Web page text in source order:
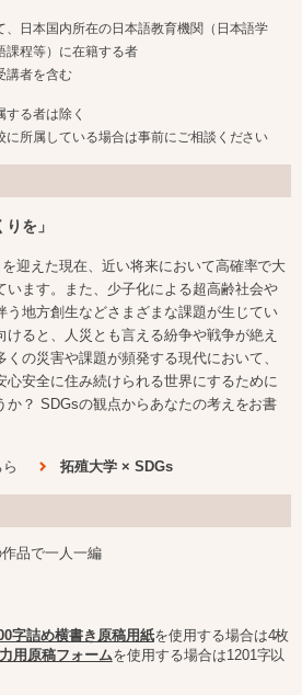
日本国内所在の日本語教育機関（日本語学
課程等）に在籍する者
者を含む
する者は除く
所属している場合は事前にご相談ください
を」
迎えた現在、近い将来において高確率で大
います。また、少子化による超高齢社会や
う地方創生などさまざまな課題が生じてい
けると、人災とも言える紛争や戦争が絶え
の災害や課題が頻発する現代において、
安全に住み続けられる世界にするために
か？ SDGsの観点からあなたの考えをお書
ら 拓殖大学 × SDGs
品で一人一編
字詰め横書き原稿用紙を使用する場合は4枚
用原稿フォームを使用する場合は1201字以